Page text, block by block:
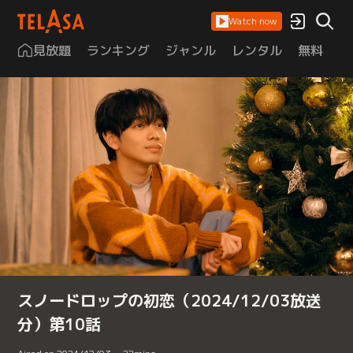
Watch now
見放題 ランキング ジャンル レンタル 無料
スノードロップの初恋（2024/12/03放送
分）第10話